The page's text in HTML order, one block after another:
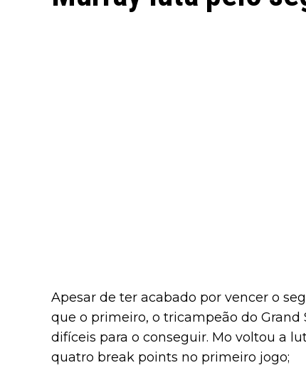
Apesar de ter acabado por vencer o
que o primeiro, o tricampeão do
difíceis para o conseguir. Mo voltou a
quatro break points no primeiro jogo;